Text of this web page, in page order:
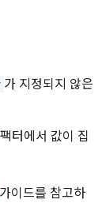
가 지정되지 않은
터에서 값이 집
가이드를 참고하